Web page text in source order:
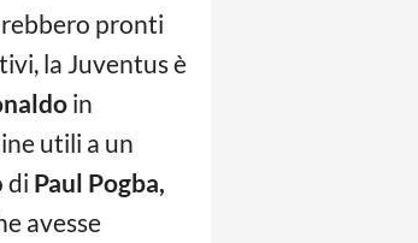
pronti
la Juventus è
in
utili a un
di Paul Pogba,
avesse